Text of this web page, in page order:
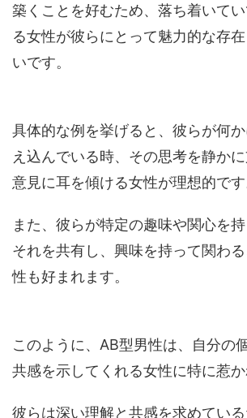
築くことを好むため、落ち着いて
る女性が彼らにとって魅力的な存
いです。
具体的な例を挙げると、彼らが何
え込んでいる時、その思考を静か
意見に耳を傾ける女性が理想的です
また、彼らが特定の趣味や関心を持
それを共有し、興味を持って関わ
性も好まれます。
このように、AB型男性は、自分の
共感を示してくれる女性に特に惹か
彼らは深い理解と共感を求めてい